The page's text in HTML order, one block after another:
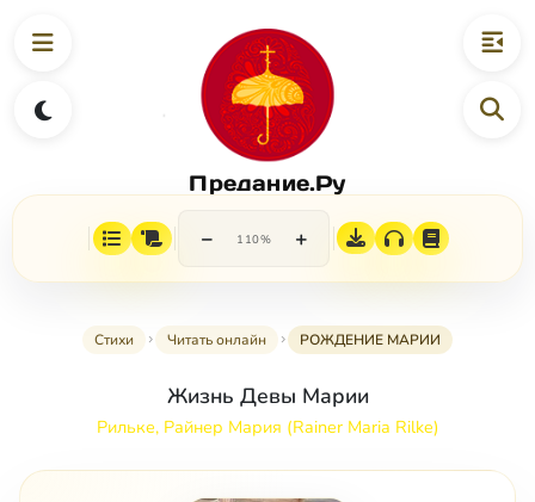
Предание.Ру
− 110% +
Стихи Читать онлайн РОЖДЕНИЕ МАРИИ
Жизнь Девы Марии
Рильке, Райнер Мария (Rainer Maria Rilke)